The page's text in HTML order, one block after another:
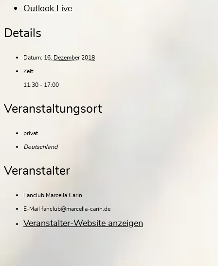
Outlook Live
Details
Datum: 16. Dezember 2018
Zeit:
11:30 - 17:00
Veranstaltungsort
privat
Deutschland
Veranstalter
Fanclub Marcella Carin
E-Mail fanclub@marcella-carin.de
Veranstalter-Website anzeigen